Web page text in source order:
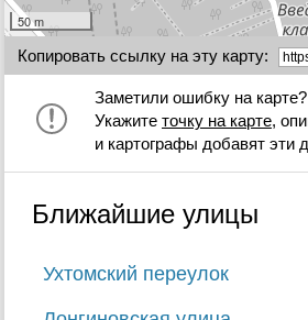
50 m
Копировать ссылку на эту карту:
Заметили ошибку на карте?
Укажите точку на карте,
и картографы добавят эти
Ближайшие улицы
Ухтомский переулок